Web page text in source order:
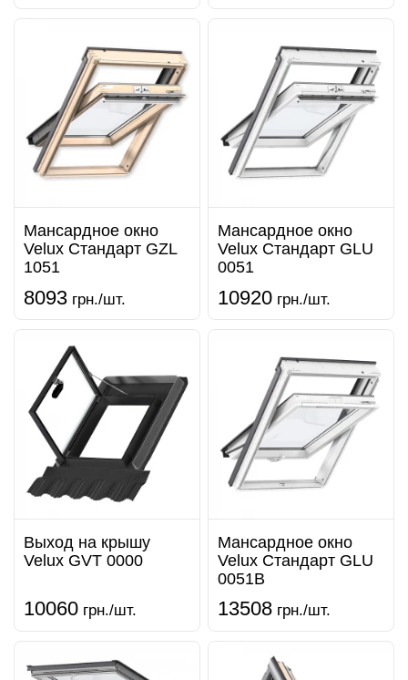
Мансардное окно
Velux Стандарт GZL
1051
8093 грн./шт.
Мансардное окно
Velux Стандарт GLU
0051
10920 грн./шт.
Выход на крышу
Velux GVT 0000
10060 грн./шт.
Мансардное окно
Velux Стандарт GLU
0051B
13508 грн./шт.